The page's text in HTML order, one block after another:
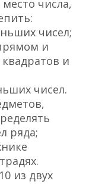
числа,
чисел;
и
и
чисел.
ряда;
из двух